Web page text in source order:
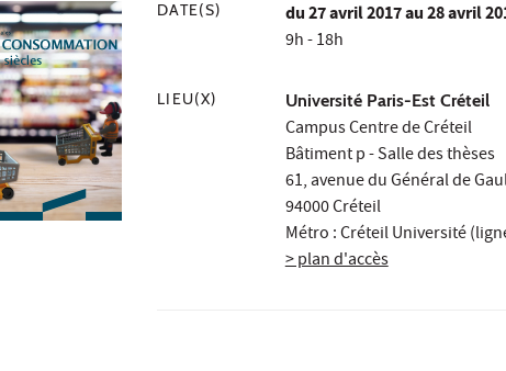
DATE(S) du27 avril 2017au 28 avril
9h - 18h
LIEU(X) Université Paris-Est Créteil
Campus Centre de Créteil
Bâtiment p - Salle des thèses
61, avenue du Général de
94000 Créteil
Métro : Créteil Université
> plan d'accès